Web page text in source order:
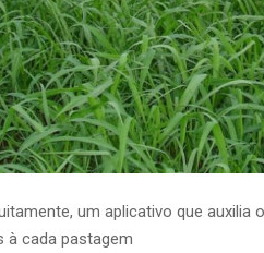
um aplicativo que
à cada pastagem